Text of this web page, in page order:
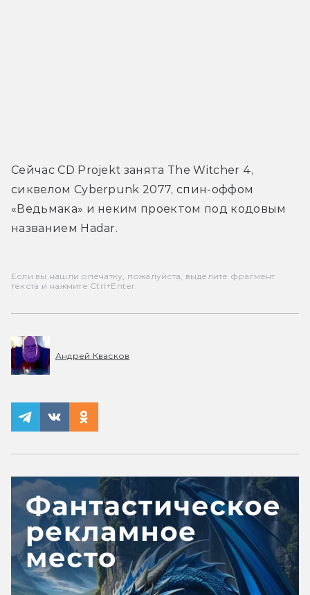
Сейчас CD Projekt занята The Witcher 4,
сиквелом Cyberpunk 2077, спин-оффом
«Ведьмака» и неким проектом под кодовым
названием Hadar.
Если вы нашли опечатку, пожалуйста, выделите фрагмент
текста и нажмите Ctrl+Enter.
Андрей Квасков